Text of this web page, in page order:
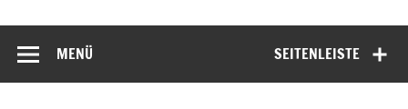
SEITENLEISTE
MENÜ